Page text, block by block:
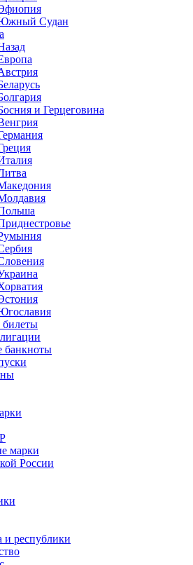
Судан
и Герцеговина
билеты
банкноты
марки
России
и республики